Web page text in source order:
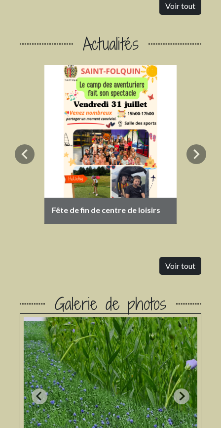
Voir tout
Actualités
Fête de fin de centre de loisirs
chevron_left chevron_right
Voir tout
Galerie de photos